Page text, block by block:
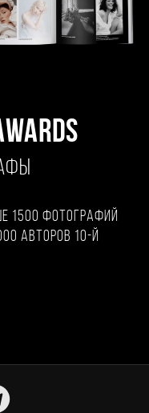
1500 фотографий
авторов 10-й